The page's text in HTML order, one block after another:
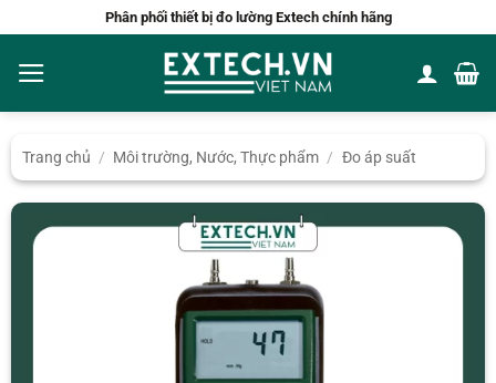
nội
dung
Phân phối thiết bị đo lường Extech chính hãng
Trang chủ / Môi trường, Nước, Thực phẩm / Đo áp suất